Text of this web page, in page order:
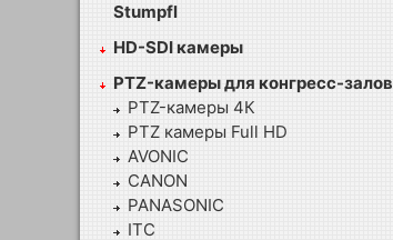
Stumpfl
HD-SDI камеры
PTZ-камеры для конгресс-залов
PTZ-камеры 4К
PTZ камеры Full HD
AVONIC
CANON
PANASONIC
ITC